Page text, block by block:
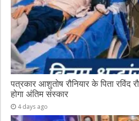
पत्रकार आशुतोष रौनियार के पिता रविंद
होगा अंतिम संस्कार
4 days ago